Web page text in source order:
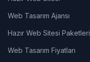
Web Tasarım Ajansı
Hazır Web Sitesi Paketleri
Web Tasarım Fiyatları